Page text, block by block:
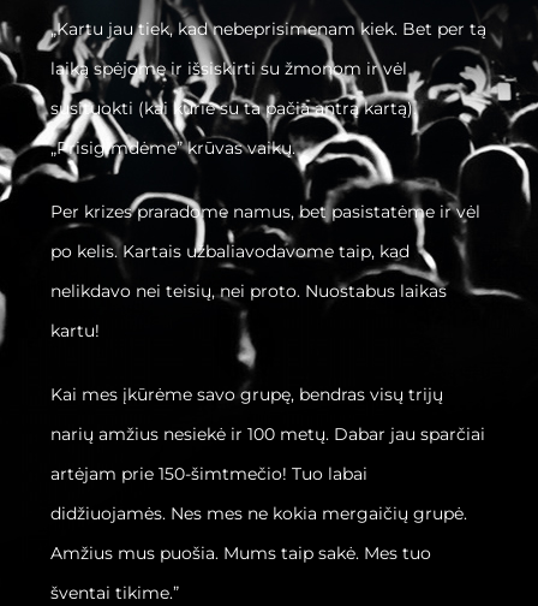
„Kartu jau tiek, kad nebeprisimenam kiek. Bet per tą
laiką spėjome ir išsiskirti su žmonom ir vėl
susituokti (kai kurie su ta pačia antrą kartą).
„Prisigimdėme” krūvas vaikų.
Per krizes praradome namus, bet pasistatėme ir vėl
po kelis. Kartais užbaliavodavome taip, kad
nelikdavo nei teisių, nei proto. Nuostabus laikas
kartu!
Kai mes įkūrėme savo grupę, bendras visų trijų
narių amžius nesiekė ir 100 metų. Dabar jau sparčiai
artėjam prie 150-šimtmečio! Tuo labai
didžiuojamės. Nes mes ne kokia mergaičių grupė.
Amžius mus puošia. Mums taip sakė. Mes tuo
šventai tikime.”